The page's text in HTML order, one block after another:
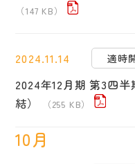
（147 KB）
2024.11.14 適時
2024年12月期 第3四
結）
（255 KB）
10月